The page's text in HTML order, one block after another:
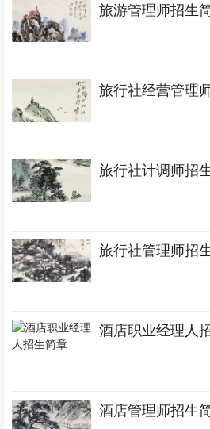
旅游管理师招生
旅行社经营管理
旅行社计调师招
旅行社管理师招
酒店职业经理人
酒店管理师招生